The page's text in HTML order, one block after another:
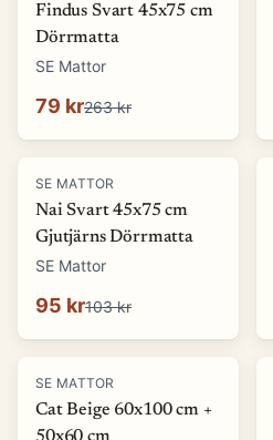
Findus Svart 45x75 cm
Dörrmatta
SE Mattor
79 kr263 kr
-8%
SE MATTOR
Nai Svart 45x75 cm
Gjutjärns Dörrmatta
SE Mattor
95 kr103 kr
-67%
SE MATTOR
Cat Beige 60x100 cm +